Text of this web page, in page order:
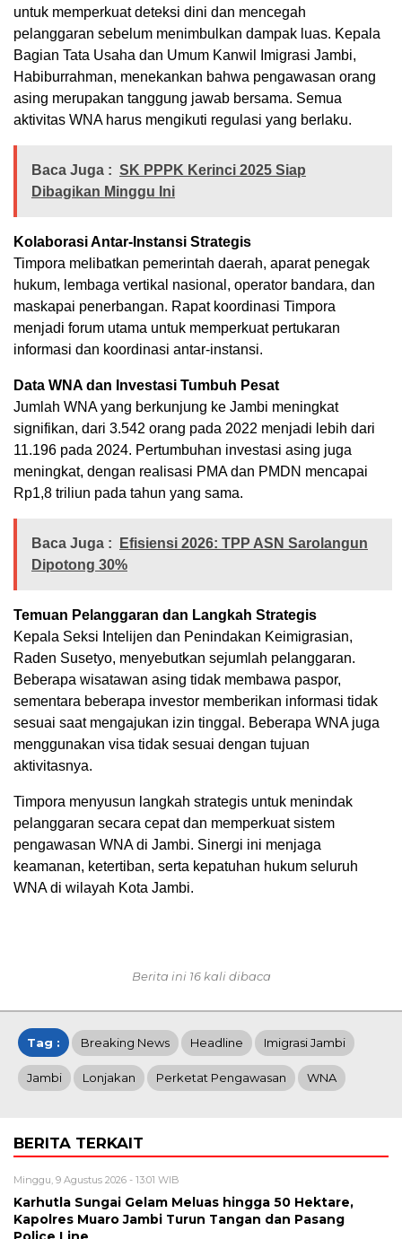
untuk memperkuat deteksi dini dan mencegah
pelanggaran sebelum menimbulkan dampak luas. Kepala
Bagian Tata Usaha dan Umum Kanwil Imigrasi Jambi,
Habiburrahman, menekankan bahwa pengawasan orang
asing merupakan tanggung jawab bersama. Semua
aktivitas WNA harus mengikuti regulasi yang berlaku.
Baca Juga : SK PPPK Kerinci 2025 Siap
Dibagikan Minggu Ini
Kolaborasi Antar-Instansi Strategis
Timpora melibatkan pemerintah daerah, aparat penegak
hukum, lembaga vertikal nasional, operator bandara, dan
maskapai penerbangan. Rapat koordinasi Timpora
menjadi forum utama untuk memperkuat pertukaran
informasi dan koordinasi antar-instansi.
Data WNA dan Investasi Tumbuh Pesat
Jumlah WNA yang berkunjung ke Jambi meningkat
signifikan, dari 3.542 orang pada 2022 menjadi lebih dari
11.196 pada 2024. Pertumbuhan investasi asing juga
meningkat, dengan realisasi PMA dan PMDN mencapai
Rp1,8 triliun pada tahun yang sama.
Baca Juga :
Efisiensi 2026: TPP ASN Sarolangun
Dipotong 30%
Temuan Pelanggaran dan Langkah Strategis
Kepala Seksi Intelijen dan Penindakan Keimigrasian,
Raden Susetyo, menyebutkan sejumlah pelanggaran.
Beberapa wisatawan asing tidak membawa paspor,
sementara beberapa investor memberikan informasi tidak
sesuai saat mengajukan izin tinggal. Beberapa WNA juga
menggunakan visa tidak sesuai dengan tujuan
aktivitasnya.
Timpora menyusun langkah strategis untuk menindak
pelanggaran secara cepat dan memperkuat sistem
pengawasan WNA di Jambi. Sinergi ini menjaga
keamanan, ketertiban, serta kepatuhan hukum seluruh
WNA di wilayah Kota Jambi.
Berita ini 16 kali dibaca
Tag : Breaking News Headline Imigrasi Jambi
Jambi Lonjakan Perketat Pengawasan WNA
BERITA TERKAIT
Minggu, 9 Agustus 2026 - 13:01 WIB
Karhutla Sungai Gelam Meluas hingga 50 Hektare,
Kapolres Muaro Jambi Turun Tangan dan Pasang